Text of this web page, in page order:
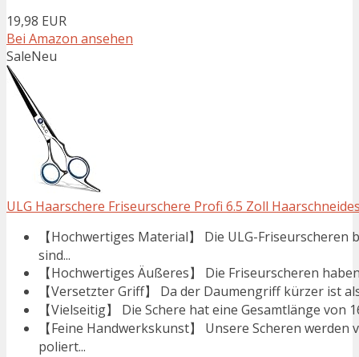
19,98 EUR
Bei Amazon ansehen
SaleNeu
ULG Haarschere Friseurschere Profi 6.5 Zoll
【Hochwertiges Material】 Die ULG-
sind...
【Hochwertiges Äußeres】 Die Friseurscheren
【Versetzter Griff】 Da der Daumengriff kürzer ist
【Vielseitig】 Die Schere hat eine Gesamtlänge von
【Feine Handwerkskunst】 Unsere Scheren
poliert...